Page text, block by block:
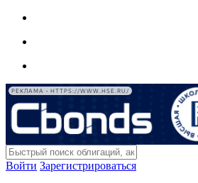
РЕКЛАМА • HTTPS://WWW.HSE.RU/
Войти Зарегистрироваться